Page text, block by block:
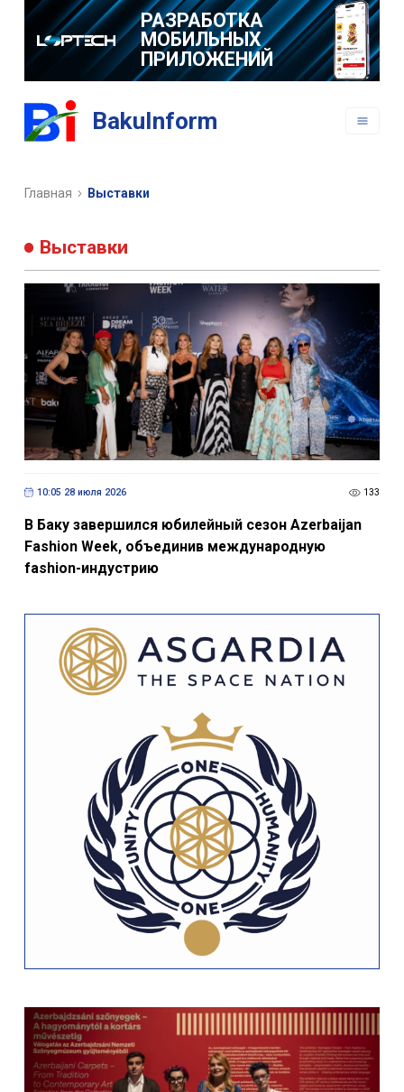
РАЗРАБОТКА
МОБИЛЬНЫХ
ПРИЛОЖЕНИЙ
BakuInform
Главная Выставки
Выставки
10:05 28 июля 2026 133
В Баку завершился юбилейный сезон Azerbaijan
Fashion Week, объединив международную
fashion-индустрию